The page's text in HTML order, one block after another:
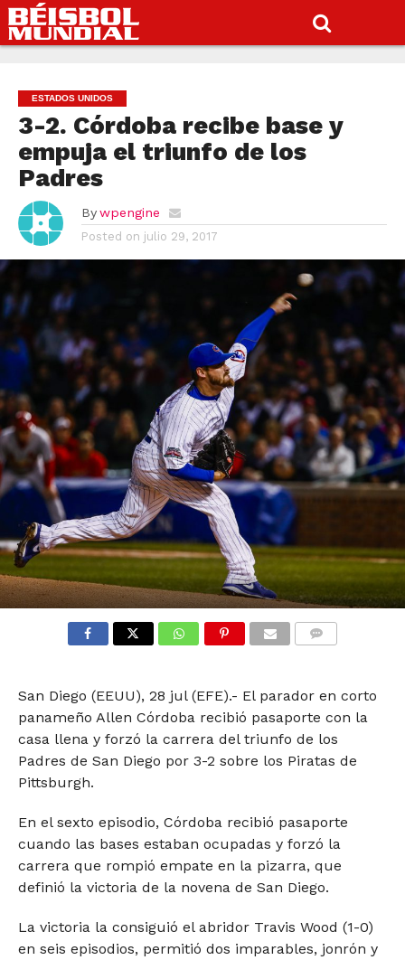
ESTADOS UNIDOS
3-2. Córdoba recibe base y
empuja el triunfo de los
Padres
By wpengine
Posted on julio 29, 2017
San Diego (EEUU), 28 jul (EFE).- El parador en corto
panameño Allen Córdoba recibió pasaporte con la
casa llena y forzó la carrera del triunfo de los
Padres de San Diego por 3-2 sobre los Piratas de
Pittsburgh.
En el sexto episodio, Córdoba recibió pasaporte
cuando las bases estaban ocupadas y forzó la
carrera que rompió empate en la pizarra, que
definió la victoria de la novena de San Diego.
La victoria la consiguió el abridor Travis Wood (1-0)
en seis episodios, permitió dos imparables, jonrón y